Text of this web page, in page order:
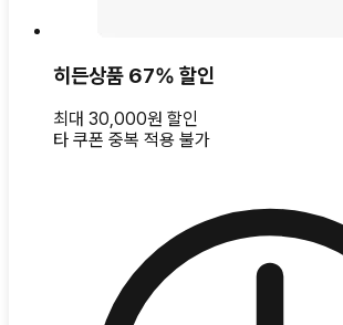
히든상품 67% 할인
최대 30,000원 할인
타 쿠폰 중복 적용 불가